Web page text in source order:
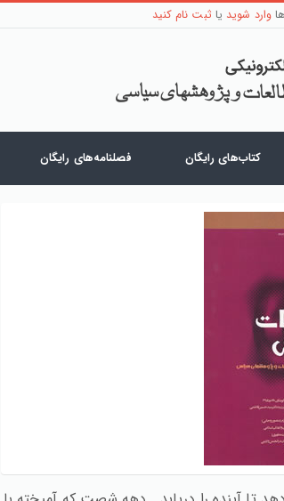
وارد شوید یا ثبت نام کنید
کتاب‌های رایگان فصلنامه‌های رایگان